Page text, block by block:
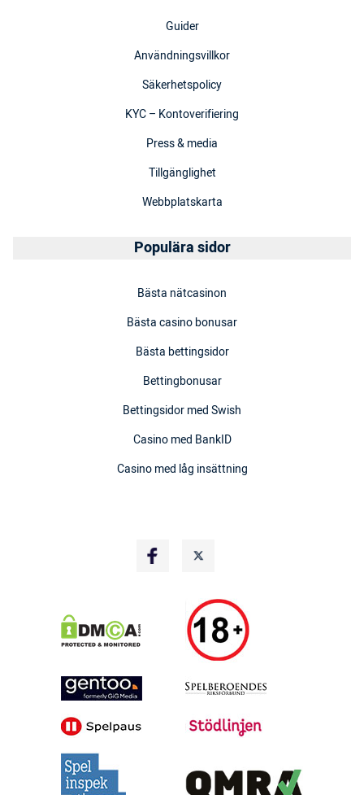
Guider
Användningsvillkor
Säkerhetspolicy
KYC – Kontoverifiering
Press & media
Tillgänglighet
Webbplatskarta
Populära sidor
Bästa nätcasinon
Bästa casino bonusar
Bästa bettingsidor
Bettingbonusar
Bettingsidor med Swish
Casino med BankID
Casino med låg insättning